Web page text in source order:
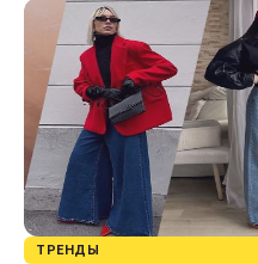
ТРЕНДЫ